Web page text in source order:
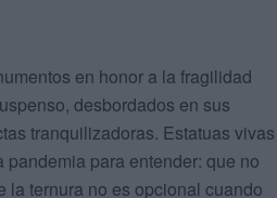
en honor a la fragilidad
desbordados en sus
tranquilizadoras. Estatuas vivas
para entender: que no
la ternura no es opcional cuando